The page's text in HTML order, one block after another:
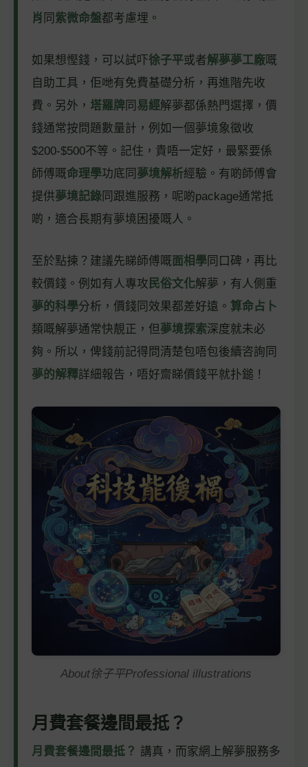
肖 同 紫微命盤都考慮埋。
如果想慳錢，可以試吓徐子平或者解夢夢工廠嘅
自助工具，佢哋有免費基礎分析，再進階先收
費。另外， 塔羅牌 同 易經解夢都係熱門選擇，價
錢通常按問題數量計，例如一個夢境象徵收
$200-$500不等。記住，貴唔一定好，最緊要係
師傅嘅命理學功底同 夢境解析經驗。有啲師傅會
提供夢境記錄 同跟進服務，呢啲package通常抵
啲，適合長期有夢境困擾嘅人。
至於點揀？建議先睇師傅嘅面相學 同口碑，再比
較價錢。例如有人專攻 民俗文化解夢，有人側重
夢的科學分析，價錢同效果都差好遠。 算命占卜
類嘅解夢通常快靚正，但夢境探索深度就未必
夠。所以，俾錢前記得問清楚包唔包後續咨詢同
夢的解釋詳細報告，唔好齋睇價錢平就扑鎚！
About徐子平Professional illustrations
月費套餐邊間最抵？
月費套餐邊間最抵？ 講真，而家網上解夢服務多